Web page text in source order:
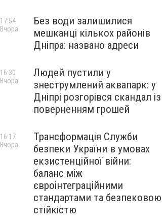
Без води залишилися
мешканці кількох районів
Дніпра: названо адреси
17:54
Вчора
Людей пустили у
знеструмлений аквапарк: у
Дніпрі розгорівся скандал із
поверненням грошей
16:30
Вчора
Трансформація Служби
безпеки України в умовах
екзистенційної війни:
баланс між
євроінтеграційними
стандартами та безпековою
стійкістю
16:17
Вчора